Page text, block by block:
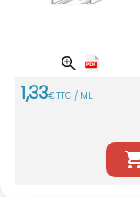
1,33€TTC / ML